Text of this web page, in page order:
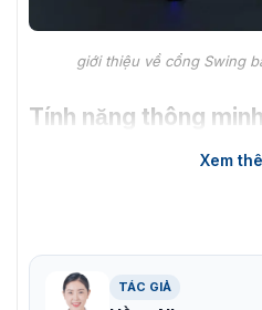
giới thiệu về cổng Swing
Tính năng thông
nhiều kiến trúc.
Sử dụng thẻ IC, ID, thẻ từ
Xem
TÁC GIẢ